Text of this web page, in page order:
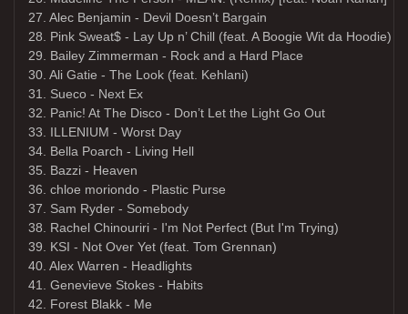
27. Alec Benjamin - Devil Doesn’t Bargain
28. Pink Sweat$ - Lay Up n’ Chill (feat. A Boogie Wit da Hoodie)
29. Bailey Zimmerman - Rock and a Hard Place
30. Ali Gatie - The Look (feat. Kehlani)
31. Sueco - Next Ex
32. Panic! At The Disco - Don’t Let the Light Go Out
33. ILLENIUM - Worst Day
34. Bella Poarch - Living Hell
35. Bazzi - Heaven
36. chloe moriondo - Plastic Purse
37. Sam Ryder - Somebody
38. Rachel Chinouriri - I'm Not Perfect (But I'm Trying)
39. KSI - Not Over Yet (feat. Tom Grennan)
40. Alex Warren - Headlights
41. Genevieve Stokes - Habits
42. Forest Blakk - Me